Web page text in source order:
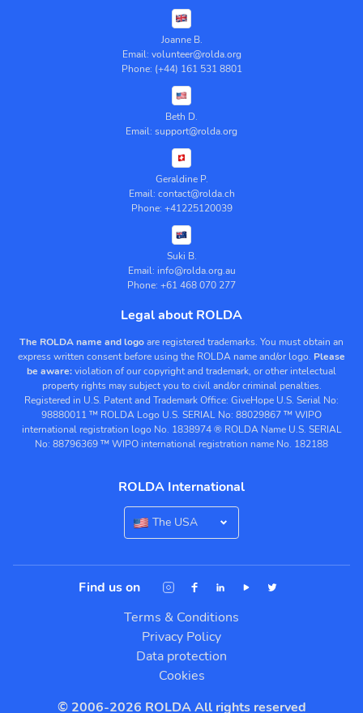
Joanne B.
Email: volunteer@rolda.org
Phone: (+44) 161 531 8801
Beth D.
Email: support@rolda.org
Geraldine P.
Email: contact@rolda.ch
Phone: +41225120039
Suki B.
Email: info@rolda.org.au
Phone: +61 468 070 277
Legal about ROLDA
The ROLDA name and logoare registered trademarks. You must obtain an
express written consent before using the ROLDA name and/or logo. Please
be aware:violation of our copyright and trademark, or other intelectual
property rights may subject you to civil and/or criminal penalties.
Registered in U.S. Patent and Trademark Office: GiveHope U.S. Serial No:
98880011™ ROLDA Logo U.S. SERIAL No: 88029867™ WIPO
international registration logo No. 1838974® ROLDA Name U.S. SERIAL
No: 88796369™ WIPO international registration name No. 182188
ROLDA International
The USA
Find us on
Terms & Conditions
Privacy Policy
Data protection
Cookies
© 2006-2026 ROLDA All rights reserved